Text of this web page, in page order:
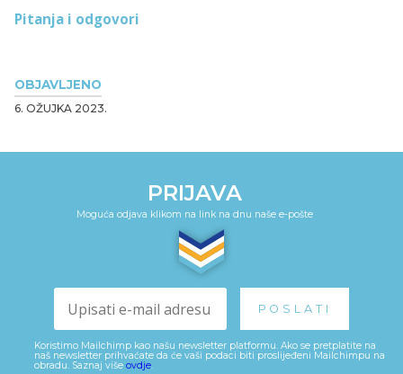
OBJAVLJENO
6. OŽUJKA 2023.
Pitanja i odgovori
PRIJAVA
Moguća odjava klikom na link na dnu naše e-pošte
Koristimo Mailchimp kao našu newsletter platformu. Ako se pretplatite na
naš newsletter prihvaćate da će vaši podaci biti proslijeđeni Mailchimpu na
obradu. Saznaj više ovdje.